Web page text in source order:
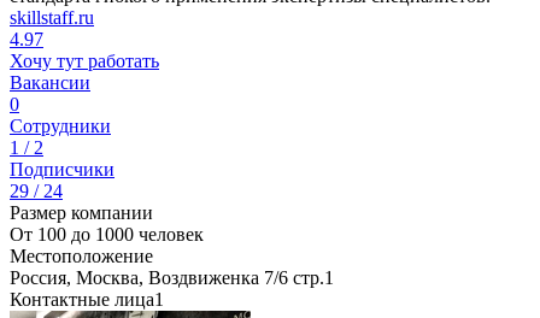
skillstaff.ru
4.97
Хочу тут работать
Вакансии
0
Сотрудники
1 / 2
Подписчики
29 / 24
Размер компании
От 100 до 1000 человек
Местоположение
Россия, Москва, Воздвиженка 7/6 стр.1
Контактные лица1